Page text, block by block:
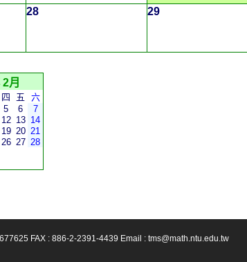
28 29
月
四 五
六
5 6
7
12 13 14
19 20 21
26 27 28
FAX : 886-2-2391-4439 Email : tms@math.ntu.edu.tw